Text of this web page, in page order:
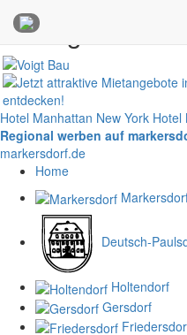
Anzeigen
Hotel Manhattan New York Hotel
Regional werben auf
markersdorf.de
Home
Deutsch-
Holtendorf
Gersdorf